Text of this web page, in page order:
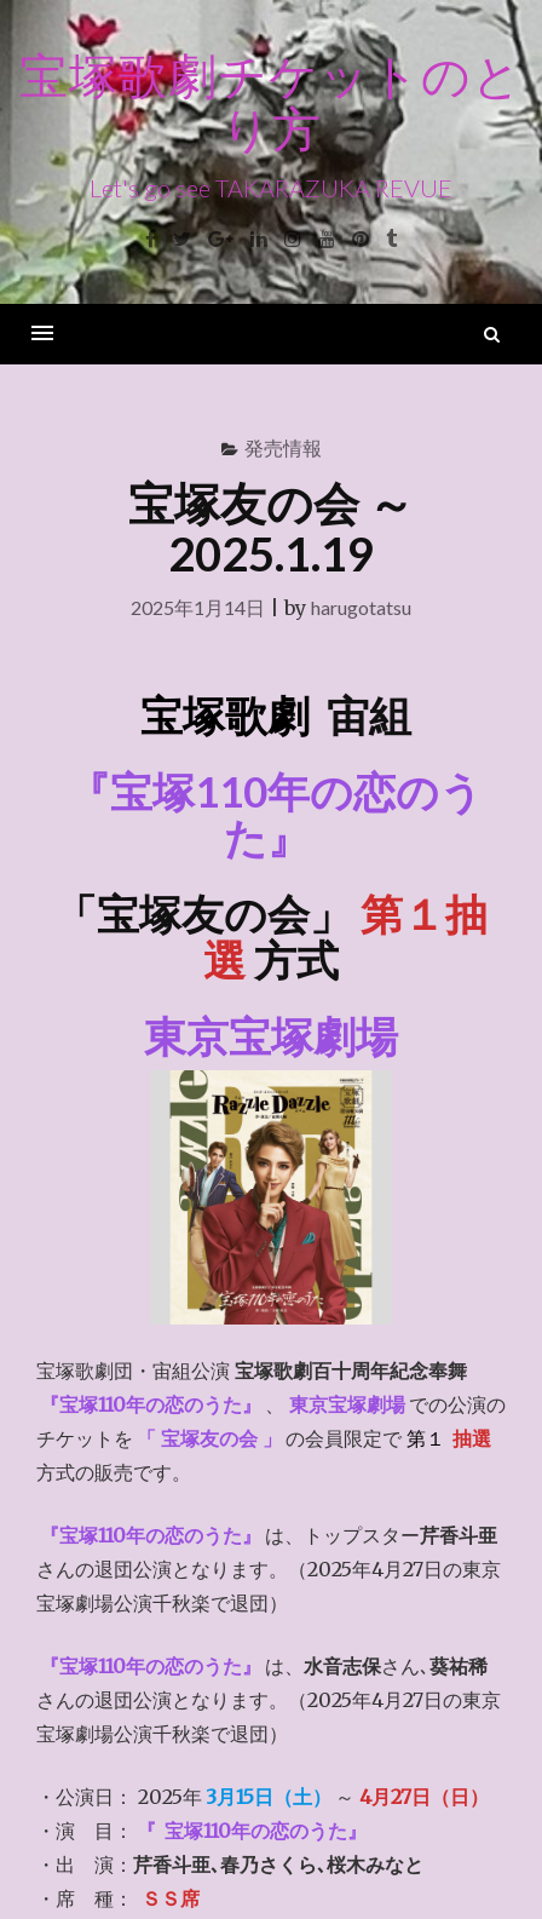
ン
ス
キ
ッ
宝塚歌劇チケットのと
り方
Let's go see TAKARAZUKA REVUE
Facebook
TwitterGoogle+LinkedinInstagram
YoutubePinterest
Tumblr
発売情報
宝塚友の会 ～
2025.1.19
2025年1月14日 |by harugotatsu
宝塚歌劇 宙組
『宝塚110年の恋のう
た』
「宝塚友の会」
第１抽
選 方式
東京宝塚劇場
宝塚歌劇団・宙組公演 宝塚歌劇百十周年紀念奉舞
『宝塚110年の恋のうた』
、 東京宝塚劇場 での公演の
チケットを
「 宝塚友の会 」 の会員限定で 第１ 抽選
方式の販売です。
『宝塚110年の恋のうた』 は、トップスター芹香斗亜
さんの退団公演となります。（2025年4月27日の東京
宝塚劇場公演千秋楽で退団）
『宝塚110年の恋のうた』 は、水音志保さん､葵祐稀
さんの退団公演となります。（2025年4月27日の東京
宝塚劇場公演千秋楽で退団）
・公演日： 2025年 3月15日（土） ～ 4月27日（日）
・演 目：
『 宝塚110年の恋のうた』
・出 演： 芹香斗亜､春乃さくら､桜木みなと
・席 種：
ＳＳ席